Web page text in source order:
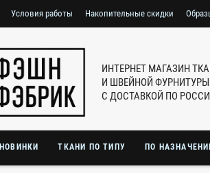
Условия работы Накопительные скидки
ИНТЕРНЕТ МАГАЗИН
И ШВЕЙНОЙ ФУРНИТУРЫ
С ДОСТАВКОЙ ПО
НОВИНКИ ТКАНИ ПО ТИПУ ПО